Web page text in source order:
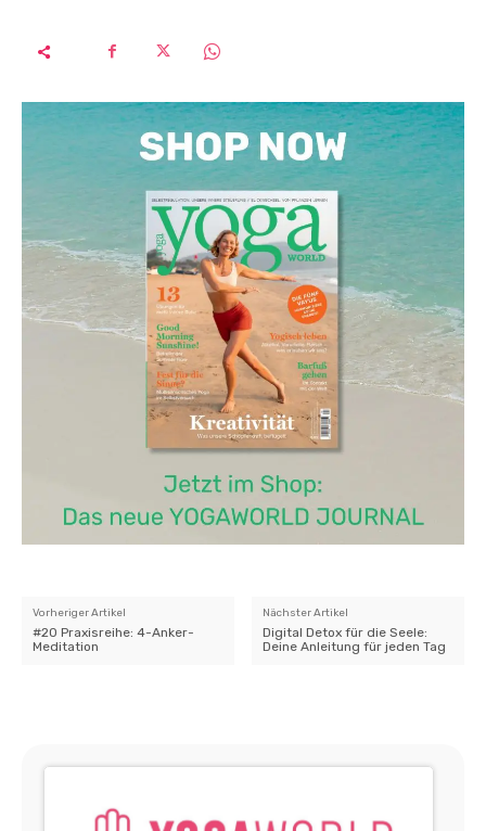
Vorheriger Artikel
#20 Praxisreihe: 4-Anker-
Meditation
Nächster Artikel
Digital Detox für die Seele:
Deine Anleitung für jeden Tag